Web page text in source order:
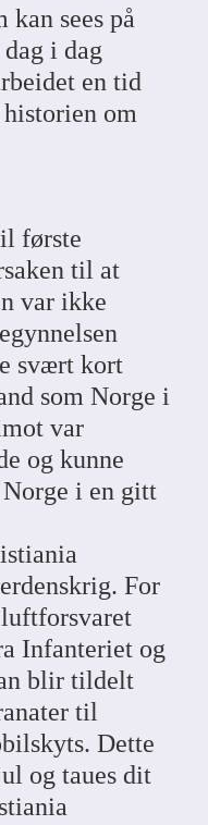
kan sees på
i dag
en tid
om
første
til at
var ikke
svært kort
som Norge i
var
og kunne
i en gitt
For
Infanteriet og
blir tildelt
til
Dette
og taues dit